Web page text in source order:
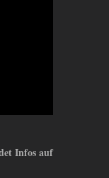
Infos auf